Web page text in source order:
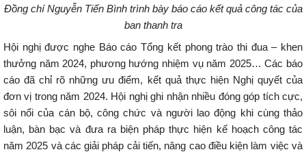
Đồng chí Nguyễn Tiến Bình trình bày báo cáo kết quả công tác của
ban thanh tra
Hội nghị được nghe Báo cáo Tổng kết phong trào thi đua – khen
thưởng năm 2024, phương hướng nhiệm vụ năm 2025… Các báo
cáo đã chỉ rõ những ưu điểm, kết quả thực hiện Nghị quyết của
đơn vị trong năm 2024. Hội nghị ghi nhận nhiều đóng góp tích cực,
sôi nổi của cán bộ, công chức và người lao động khi cùng thảo
luận, bàn bạc và đưa ra biện pháp thực hiện kế hoạch công tác
năm 2025 và các giải pháp cải tiến, nâng cao điều kiện làm việc và